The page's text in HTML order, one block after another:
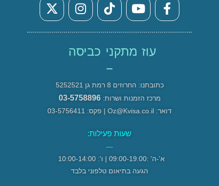
עוז מתקני כביסה
כתובתנו: החרוזים 8 רמת גן 5252521
מרכז הזמנות ושרות:03-5758896
דואר: Oz@Kvisa.co.il | פקס: 03-5756411
שעות פעילות:
—
א'-ה' :09:00-19:00 | ו': 10:00-14:00
הגעה בתיאום טלפוני בלבד